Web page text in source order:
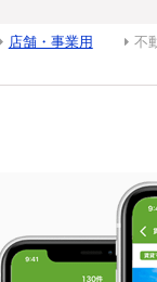
店舗・事業用
不